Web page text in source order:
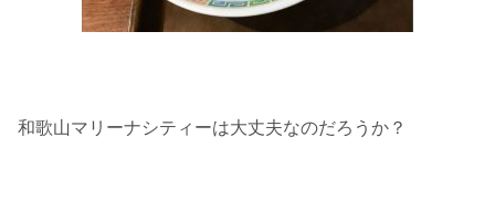
和歌山マリーナシティーは大丈夫なのだろうか？